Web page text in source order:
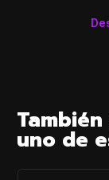
uno de